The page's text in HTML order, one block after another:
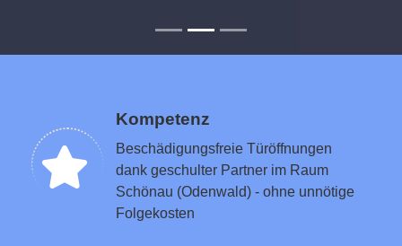
Kompetenz
Beschädigungsfreie Türöffnungen
dank geschulter Partner im Raum
Schönau (Odenwald) - ohne unnötige
Folgekosten